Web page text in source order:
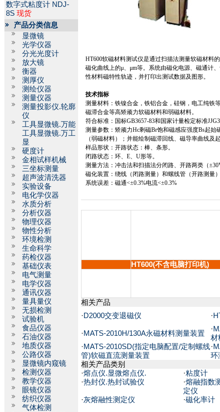
数字式粘度计 NDJ-
8S 现货
产品分类信息
显微镜
光学仪器
分光光度计
放大镜
衡器
测厚仪
测绘仪器
测量仪器
测量投影仪.轮廓
仪
工具显微镜.万能
工具显微镜.万工
显
硬度计
金相试样机械
三坐标测量
超声波清洗器
实验设备
电化学仪器
水质分析
分析仪器
物理仪器
物性分析
环境检测
生命科学
药检仪器
基础仪表
电气测量
电学仪器
通讯仪器
量具量仪
无损检测
试验机
食品仪器
石油仪器
地质仪器
公路仪器
显微镜内窥镜
检测仪器
教学仪器
眼镜仪器
纺织仪器
气体检测
HT600软磁材料测试仪是通过扫描法测量软磁材料
磁化曲线上的μ、μm等。系统由磁化电源、磁通计
性材料磁特性轨迹，并打印出测试数据及图形。
技术指标
测量材料：铁镍合金，铁铝合金，硅钢，电工纯铁
磁滞合金等高矫顽力软磁材料和弱磁材料。
符合标准：国标GB3657-83和国家计量检定标准
测量参数：矫顽力Hc剩磁Br饱和磁感应强度Bs起始
（弱磁材料）；并能绘制磁滞回线、磁导率曲线及
样品形状：开路状态：棒、条形。
闭路状态：环、E、U形等。
测量方法：冲击法和扫描法分闭路、开路两类（±
磁化装置：绕线（闭路测量）和螺线管（开路测量
系统误差：磁通<±0.3%电流<±0.3%
HT600(不含电脑打印机)
相关产品
·D2000交变退磁仪 ·
·MATS-2010H/130A永磁材料测量装置
·
材
·MATS-2010SD(指定电脑配置/定制螺线
管)软磁直流测量装置
·
环
相关产品类别
·熔点仪.显微熔点仪. ·粘度计
·热封仪.热封试验仪 ·熔融指数
定仪
·灰熔融性测定仪 ·磁化率计